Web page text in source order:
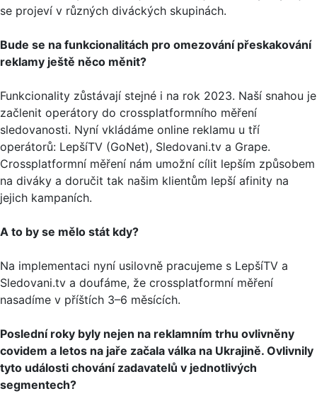
se projeví v různých diváckých skupinách.
Bude se na funkcionalitách pro omezování přeskakování
reklamy ještě něco měnit?
Funkcionality zůstávají stejné i na rok 2023. Naší snahou je
začlenit operátory do crossplatformního měření
sledovanosti. Nyní vkládáme online reklamu u tří
operátorů: LepšíTV (GoNet), Sledovani.tv a Grape.
Crossplatformní měření nám umožní cílit lepším způsobem
na diváky a doručit tak našim klientům lepší afinity na
jejich kampaních.
A to by se mělo stát kdy?
Na implementaci nyní usilovně pracujeme s LepšíTV a
Sledovani.tv a doufáme, že crossplatformní měření
nasadíme v příštích 3–6 měsících.
Poslední roky byly nejen na reklamním trhu ovlivněny
covidem a letos na jaře začala válka na Ukrajině. Ovlivnily
tyto události chování zadavatelů v jednotlivých
segmentech?